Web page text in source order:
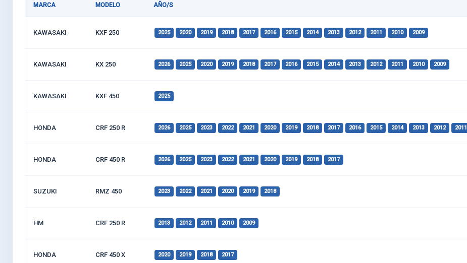
MARCA MODELO AÑO/S
KAWASAKI KXF 250 2025 2020 2019 2018 2017 2016 2015 2014 2013 2012 2011 2010 2009
KAWASAKI KX 250 2026 2025 2020 2019 2018 2017 2016 2015 2014 2013 2012 2011 2010 2009
KAWASAKI KXF 450 2025
HONDA CRF 250 R 2026 2025 2023 2022 2021 2020 2019 2018 2017 2016 2015 2014 2013 2012 2011
HONDA CRF 450 R 2026 2025 2023 2022 2021 2020 2019 2018 2017
SUZUKI RMZ 450 2023 2022 2021 2020 2019 2018
HM CRF 250 R 2013 2012 2011 2010 2009
HONDA CRF 450 X 2020 2019 2018 2017